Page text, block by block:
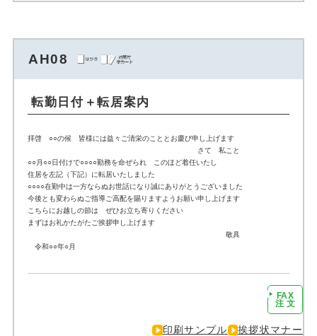
AH08
転勤日付＋転居案内
拝啓 ○○の候 皆様には益々ご清栄のこととお慶び申し上げます
さて 私こと
○○月○○日付けで○○○○勤務を命ぜられ このほど着任いたし
住居を左記（下記）に転居いたしました
○○○○在勤中は一方ならぬお世話になり誠にありがとうございました
今後とも変わらぬご指導ご高配を賜りますようお願い申し上げます
こちらにお越しの節は ぜひお立ち寄りください
まずはお礼かたがたご挨拶申し上げます
敬具
令和○○年○月
FAX
注 文
印刷サンプル 挨拶状マナー